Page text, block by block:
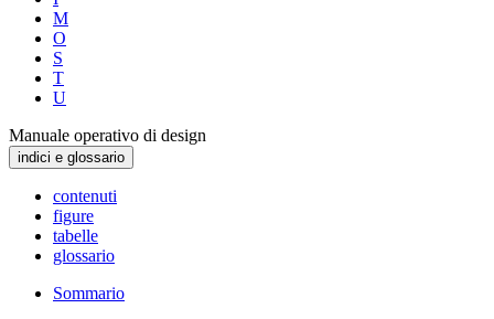
M
O
S
T
U
Manuale operativo di design
indici e glossario
contenuti
figure
tabelle
glossario
Sommario